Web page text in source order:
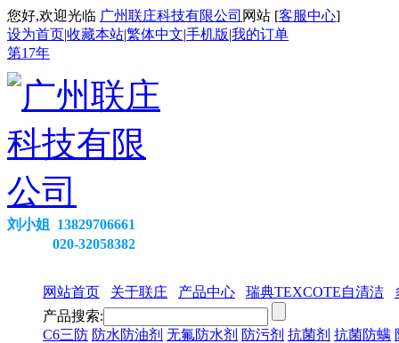
您好,欢迎光临 广州联庄科技有限公司 网站 [客服中心]
设为首页|收藏本站|繁体中文|手机版|我的订单
第17年
刘小姐 13829706661
020-32058382
网站首页 关于联庄 产品中心 瑞典TEXCOTE自清洁
产品搜索:
C6三防 防水防油剂 无氟防水剂 防污剂 抗菌剂 抗菌防螨